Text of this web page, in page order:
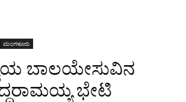
ಮಂಗಳೂರು
ಬಾಲಯೇಸುವಿನ
ಭೇಟಿ